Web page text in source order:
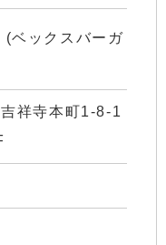
ベックスバーガ
祥寺本町1-8-1